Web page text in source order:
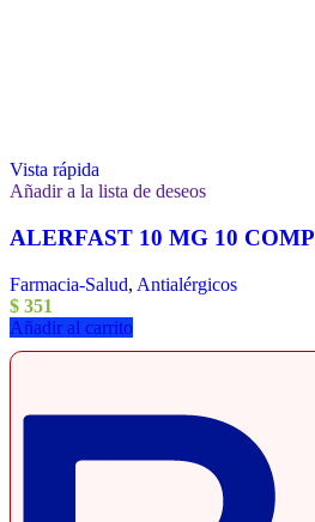
Vista rápida
Añadir a la lista de deseos
ALERFAST 10 MG 10 COMP
Farmacia-Salud, Antialérgicos
$ 351
Añadir al carrito